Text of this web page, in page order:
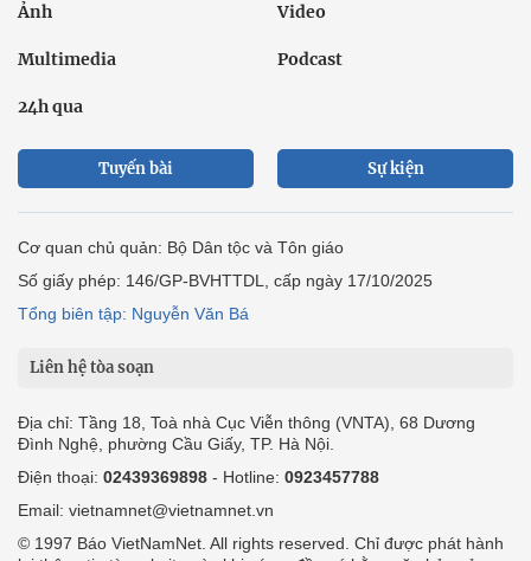
Ảnh Video
Multimedia Podcast
24h qua
Tuyến bài Sự kiện
Cơ quan chủ quản: Bộ Dân tộc và Tôn giáo
Số giấy phép: 146/GP-BVHTTDL, cấp ngày 17/10/2025
Tổng biên tập: Nguyễn Văn Bá
Liên hệ tòa soạn
Địa chỉ: Tầng 18, Toà nhà Cục Viễn thông (VNTA), 68 Dương
Đình Nghệ, phường Cầu Giấy, TP. Hà Nội.
Điện thoại: 02439369898 - Hotline: 0923457788
Email: vietnamnet@vietnamnet.vn
© 1997 Báo VietNamNet. All rights reserved. Chỉ được phát hành